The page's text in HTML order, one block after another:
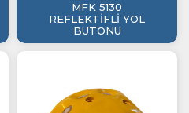
MFK 5130
REFLEKTİFLİ YOL
BUTONU